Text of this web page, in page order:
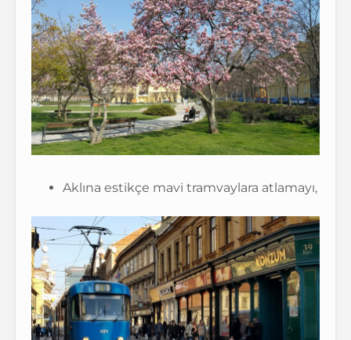
Aklına estikçe mavi tramvaylara atlamayı,